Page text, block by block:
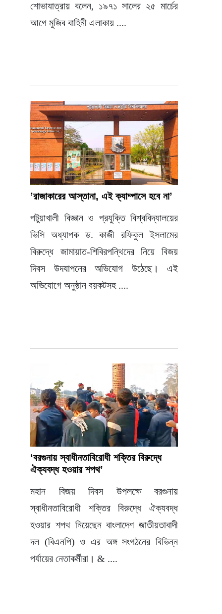
শোভাযাত্রায় বলেন, ১৯৭১ সালের ২৫ মার্চের
আগে মুজিব বাহিনী এলাকায় ....
’রাজাকারের আস্তানা, এই ক্যাম্পাসে হবে না’
পটুয়াখালী বিজ্ঞান ও প্রযুক্তি বিশ্ববিদ্যালয়ের
ভিসি অধ্যাপক ড. কাজী রফিকুল ইসলামের
বিরুদ্ধে জামায়াত-শিবিরপন্থিদের নিয়ে বিজয়
দিবস উদযাপনের অভিযোগ উঠেছে। এই
অভিযোগে অনুষ্ঠান বয়কটসহ ....
‘বরগুনায় স্বাধীনতাবিরোধী শক্তির বিরুদ্ধে
ঐক্যবদ্ধ হওয়ার শপথ’
মহান বিজয় দিবস উপলক্ষে বরগুনায়
স্বাধীনতাবিরোধী শক্তির বিরুদ্ধে ঐক্যবদ্ধ
হওয়ার শপথ নিয়েছেন বাংলাদেশ জাতীয়তাবাদী
দল (বিএনপি) ও এর অঙ্গ সংগঠনের বিভিন্ন
পর্যায়ের নেতাকর্মীরা। & ....